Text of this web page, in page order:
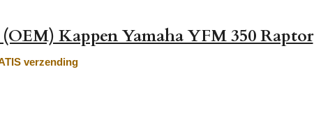
Kappen Yamaha YFM 350 Raptor
verzending